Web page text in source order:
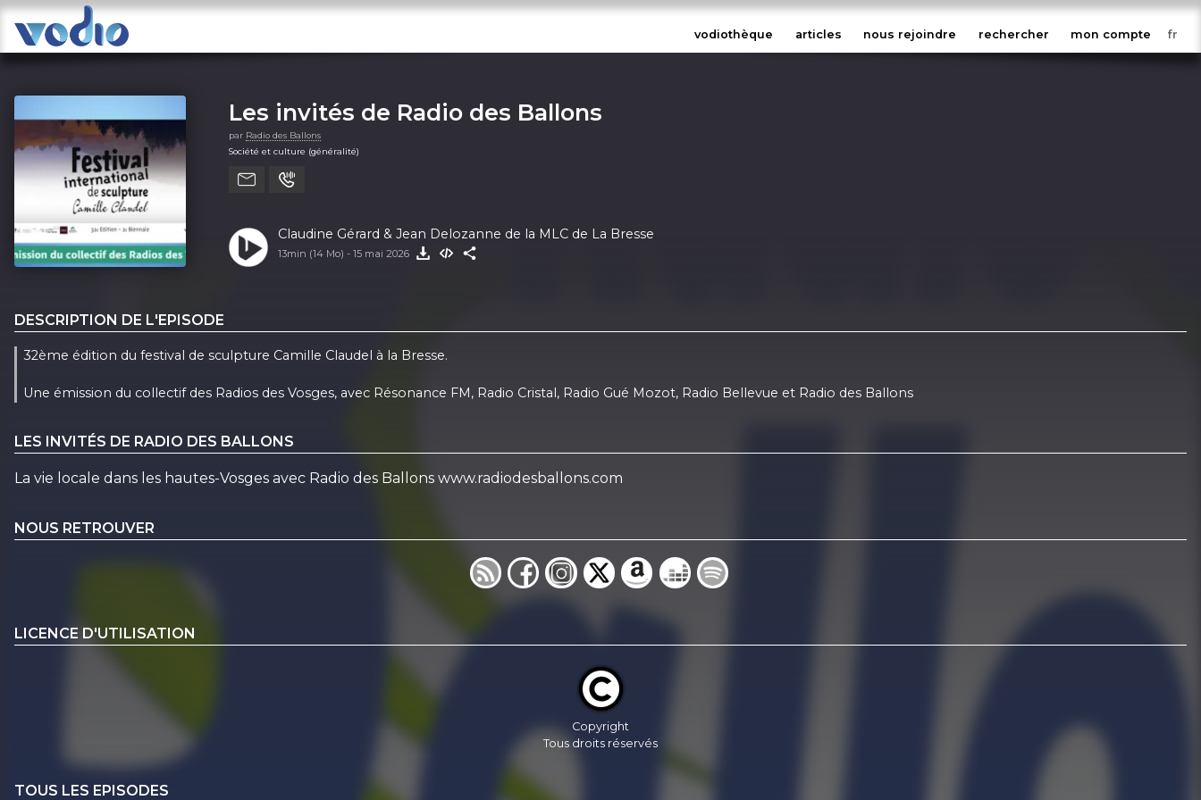
vodiothèque articles nous rejoindre rechercher mon compte
Les invités de Radio des Ballons
par Radio des Ballons
Société et culture (généralité)
Claudine Gérard & Jean Delozanne de la MLC de La Bresse
13min (14 Mo) - 15 mai 2026
DESCRIPTION DE L'EPISODE
32ème édition du festival de sculpture Camille Claudel à la Bresse.
Une émission du collectif des Radios des Vosges, avec Résonance FM, Radio Cristal, Radio Gué Mozot, Radio Bellevue et Radio des Ballons
LES INVITÉS DE RADIO DES BALLONS
La vie locale dans les hautes-Vosges avec Radio des Ballons www.radiodesballons.com
NOUS RETROUVER
LICENCE D'UTILISATION
Copyright
Tous droits réservés
TOUS LES EPISODES